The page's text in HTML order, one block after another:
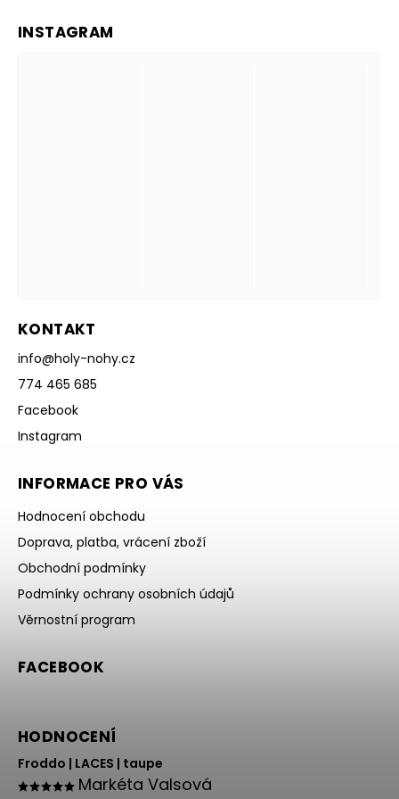
KONTAKT
info@holy-nohy.cz
774 465 685
Facebook
Instagram
INFORMACE PRO VÁS
Hodnocení obchodu
Doprava, platba, vrácení zboží
Obchodní podmínky
Podmínky ochrany osobních údajů
Věrnostní program
FACEBOOK
INSTAGRAM
HODNOCENÍ
Froddo | LACES | taupe
Markéta Valsová